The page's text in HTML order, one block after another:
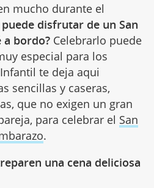
mucho durante el
puede disfrutar de un San
a bordo?Celebrarlo puede
especial para los
te deja aqui
sencillas y caseras,
que no exigen un gran
para celebrar el San
.
una cena deliciosa